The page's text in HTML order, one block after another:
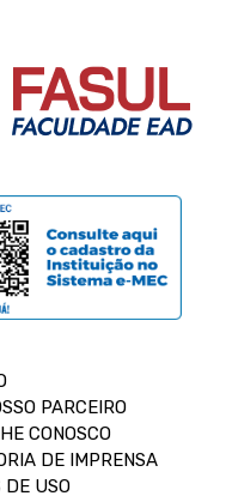
PARCEIRO
CONOSCO
DE IMPRENSA
DE USO